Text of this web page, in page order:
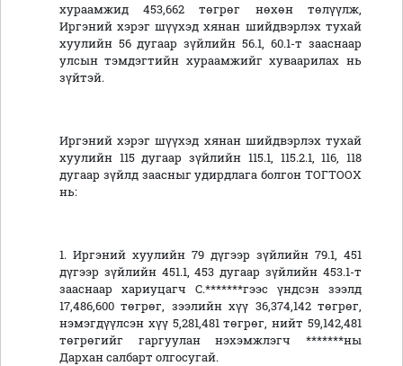
хураамжид453,662 төгрөг нөхөн төлүүлж,
Иргэний хэрэг шүүхэд хянан шийдвэрлэх тухай
хуулийн 56 дугаар зүйлийн 56.1, 60.1-т зааснаар
улсын тэмдэгтийн хураамжийг хуваарилах нь
зүйтэй.
Иргэний хэрэг шүүхэд хянан шийдвэрлэх тухай
хуулийн 115 дугаар зүйлийн 115.1, 115.2.1, 116, 118
дугаар зүйлд заасныг удирдлага болгон ТОГТООХ
нь:
1. Иргэний хуулийн 79 дүгээр зүйлийн 79.1, 451
дүгээр зүйлийн 451.1, 453 дугаар зүйлийн 453.1-т
зааснаар хариуцагч С.*******гээс үндсэн зээлд
17,486,600 төгрөг, зээлийн хүү 36,374,142 төгрөг,
нэмэгдүүлсэн хүү 5,281,481 төгрөг, нийт 59,142,481
төгрөгийг гаргуулан нэхэмжлэгч *******ны
Дархан салбарт олгосугай.